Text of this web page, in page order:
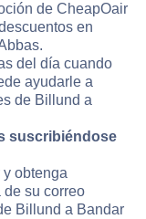
de CheapOair
en
del día cuando
ayudarle a
de Billund a
suscribiéndose
obtenga
de su correo
Billund a Bandar